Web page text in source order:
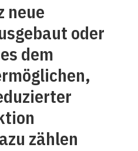
neue
oder
dem
zählen